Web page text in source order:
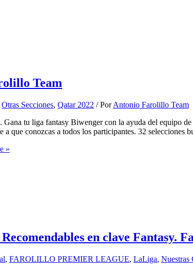
Team
Otras Secciones, Qatar 2022 / PorAntonio Farolillo Team
tu liga fantasy Biwenger con la ayuda del equipo
a que conozcas a todos los participantes. 32 selecciones
»
en clave Fantasy.
, FAROLILLO PREMIER LEAGUE, LaLiga, Nuestras